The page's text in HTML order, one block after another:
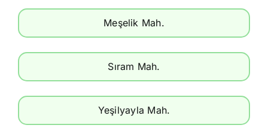
Meşelik Mah.
Sıram Mah.
Yeşilyayla Mah.